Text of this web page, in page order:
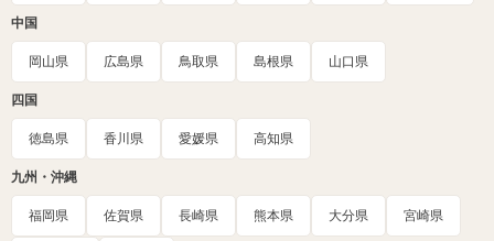
中国
岡山県 広島県 鳥取県 島根県 山口県
四国
徳島県 香川県 愛媛県 高知県
九州・沖縄
福岡県 佐賀県 長崎県 熊本県 大分県 宮崎県